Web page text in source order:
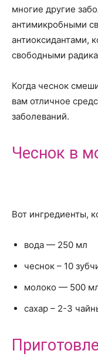
многие другие
антимикробными
антиоксидантами,
свободными
Когда чеснок
вам отличное
заболеваний.
Чеснок в
Вот ингредиенты,
вода — 250 мл
чеснок – 10
молоко — 500
сахар – 2-3